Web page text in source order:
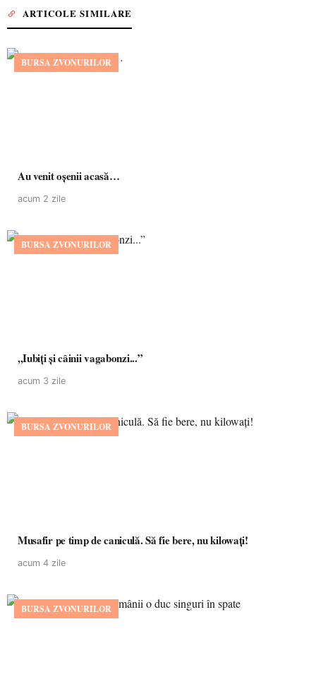
ARTICOLE SIMILARE
BURSA ZVONURILOR
Au venit oșenii acasă…
acum 2 zile
BURSA ZVONURILOR
,,Iubiți și câinii vagabonzi...”
acum 3 zile
BURSA ZVONURILOR
Musafir pe timp de caniculă. Să fie bere, nu kilowați!
acum 4 zile
BURSA ZVONURILOR